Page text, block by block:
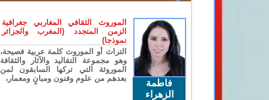
فاطمة
الزهراء
الموروث الثقافي المغاربي جغرافية
الزمن المتجدد (المغرب والجزائر
نموذجا)
التراث أو الموروث كلمة عربية فصيحة،
وهو مجموعة التقاليد والآثار والثقافة
الموروثة التي تركها السابقون لمن
بعدهم من علوم وفنون ومبانٍ ومعمار،